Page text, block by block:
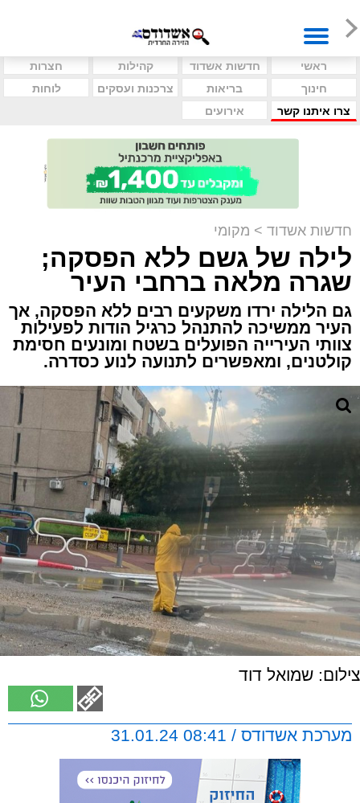
ראשי חדשות אשדוד קהילות
חצרות
חינוך
בריאות צרכנות ועסקים
לוחות
צרו איתנו קשר
אירועים
חדשות אשדוד > מקומי
לילה של גשם ללא הפסקה;
שגרה מלאה ברחבי העיר
גם הלילה ירדו משקעים רבים ללא הפסקה, אך
העיר ממשיכה להתנהל כרגיל הודות לפעילות
צוותי העירייה הפועלים בשטח ומונעים חסימת
קולטנים, ומאפשרים לתנועה לנוע כסדרה.
צילום: שמואל דוד
מערכת אשדודס / 08:41 31.01.24